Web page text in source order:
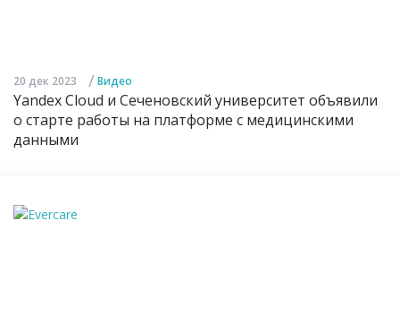
20 дек 2023 / Видео
Yandex Cloud и Сеченовский университет объявили
о старте работы на платформе с медицинскими
данными